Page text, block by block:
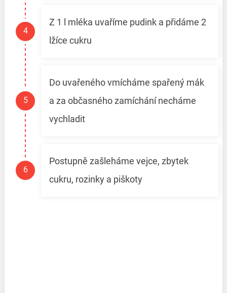
Z 1 l mléka uvaříme pudink a přidáme 2
lžíce cukru
Do uvařeného vmícháme spařený mák
a za občasného zamíchání necháme
vychladit
Postupně zašleháme vejce, zbytek
cukru, rozinky a piškoty